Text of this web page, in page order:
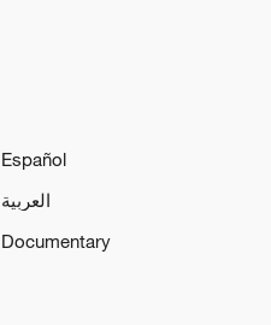
Español
العربية
Documentary